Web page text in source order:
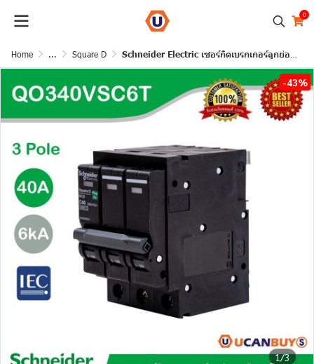
0
Home ... Square D Schneider Electric เซอร์กิตเบรกเกอร์ลูกย่อย QOVS 3Pole 40A 6kA รหัส QO340VSC6T
1/3
-43%